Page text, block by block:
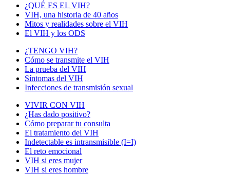
¿QUÉ ES EL VIH?
VIH, una historia de 40 años
Mitos y realidades sobre el VIH
El VIH y los ODS
¿TENGO VIH?
Cómo se transmite el VIH
La prueba del VIH
Síntomas del VIH
Infecciones de transmisión sexual
VIVIR CON VIH
¿Has dado positivo?
Cómo preparar tu consulta
El tratamiento del VIH
Indetectable es intransmisible (I=I)
El reto emocional
VIH si eres mujer
VIH si eres hombre